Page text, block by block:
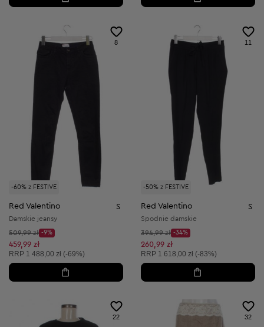
-60% z FESTIVE
8
Red Valentino S
Damskie jeansy
Cena początkowa:
509,99 zł
Discount Price:
-9%
Obniżona cena:
459,99 zł
Cena sugerowana:
RRP 1 488,00 zł (-69%)
-50% z FESTIVE
11
Red Valentino S
Spodnie damskie
Cena początkowa:
394,99 zł
Discount Price:
-34%
Obniżona cena:
260,99 zł
Cena sugerowana:
RRP 1 618,00 zł (-83%)
22 32